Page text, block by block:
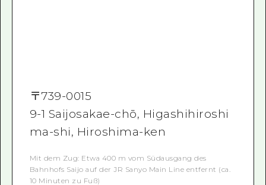
〒739-0015
9-1 Saijosakae-chō, Higashihiroshi
ma-shi, Hiroshima-ken
Mit dem Zug: Etwa 400 m vom Südausgang des
Bahnhofs Saijo auf der JR Sanyo Main Line entfernt (ca.
10 Minuten zu Fuß)